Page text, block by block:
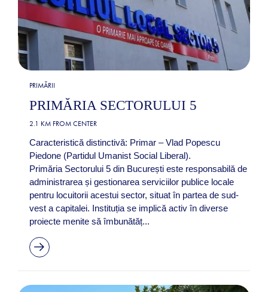
PRIMĂRII
PRIMĂRIA SECTORULUI 5
2.1 KM FROM CENTER
Caracteristică distinctivă: Primar – Vlad Popescu
Piedone (Partidul Umanist Social Liberal).
Primăria Sectorului 5 din București este responsabilă de
administrarea și gestionarea serviciilor publice locale
pentru locuitorii acestui sector, situat în partea de sud-
vest a capitalei. Instituția se implică activ în diverse
proiecte menite să îmbunătăț...